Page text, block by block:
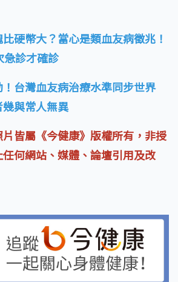
比硬幣大？當心是類血友病徵兆！
急診才確診
！台灣血友病治療水準同步世界
與常人無異
皆屬《今健康》版權所有，非授
何網站、媒體、論壇引用及改